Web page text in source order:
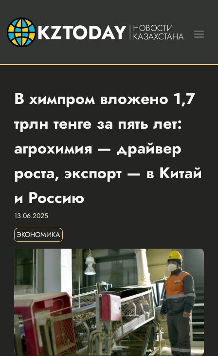
В химпром вложено 1,7
трлн тенге за пять лет:
агрохимия — драйвер
роста, экспорт — в Китай
и Россию
13.06.2025
ЭКОНОМИКА